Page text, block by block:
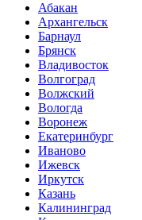
Абакан
Архангельск
Барнаул
Брянск
Владивосток
Волгоград
Волжский
Вологда
Воронеж
Екатеринбург
Иваново
Ижевск
Иркутск
Казань
Калининград